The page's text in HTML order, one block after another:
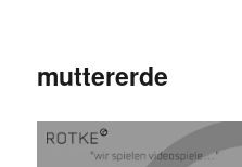
muttererde